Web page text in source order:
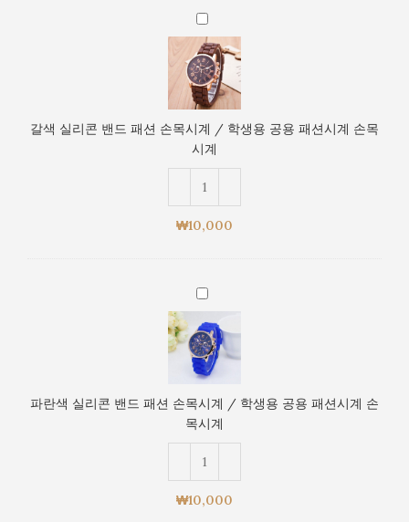
계
/
학
생
용
공
용
패
시
계
손
계
갈
색
실
리
콘
드
패
목
시
학
용
공
용
패
션
계
손
목
갈색 실리콘 밴드 패션 손목시계 / 학생용 공용 패션시계 손목
시계
₩10,000
파
란
색
실
리
밴
드
손
목
파란색 실리콘 밴드 패션 손목시계 / 학생용 공용 패션시계 손
목시계
₩10,000